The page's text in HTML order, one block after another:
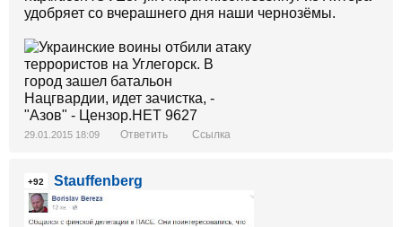
удобряет со вчерашнего дня наши чернозёмы.
29.01.2015 18:09 Ответить Ссылка
+92 Stauffenberg